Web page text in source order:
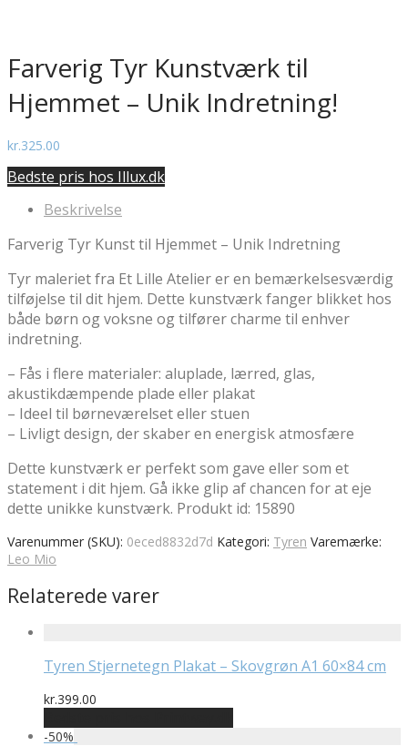
Farverig Tyr Kunstværk til
Hjemmet – Unik Indretning!
kr.325.00
Bedste pris hos Illux.dk
Beskrivelse
Farverig Tyr Kunst til Hjemmet – Unik Indretning
Tyr maleriet fra Et Lille Atelier er en bemærkelsesværdig
tilføjelse til dit hjem. Dette kunstværk fanger blikket hos
både børn og voksne og tilfører charme til enhver
indretning.
– Fås i flere materialer: aluplade, lærred, glas,
akustikdæmpende plade eller plakat
– Ideel til børneværelset eller stuen
– Livligt design, der skaber en energisk atmosfære
Dette kunstværk er perfekt som gave eller som et
statement i dit hjem. Gå ikke glip af chancen for at eje
dette unikke kunstværk. Produkt id: 15890
Varenummer (SKU): 0eced8832d7d Kategori: Tyren Varemærke:
Leo Mio
Relaterede varer
Tyren Stjernetegn Plakat – Skovgrøn A1 60×84 cm
kr.399.00
-50%